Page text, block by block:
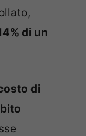
di un
di